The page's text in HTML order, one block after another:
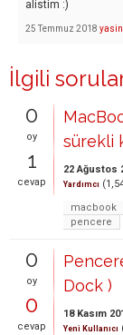
alistim :)
25 Temmuz 2018
İlgili
0
oy
1
cevap
sürekli
22 Ağustos
Yardımcı (
macbook
pencere
0
oy
0
cevap
Dock )
18 Kasım
Yeni Kullanıcı